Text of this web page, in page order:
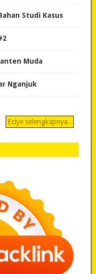
Studi Kasus
Muda
Nganjuk
Eciye selengkapnya..